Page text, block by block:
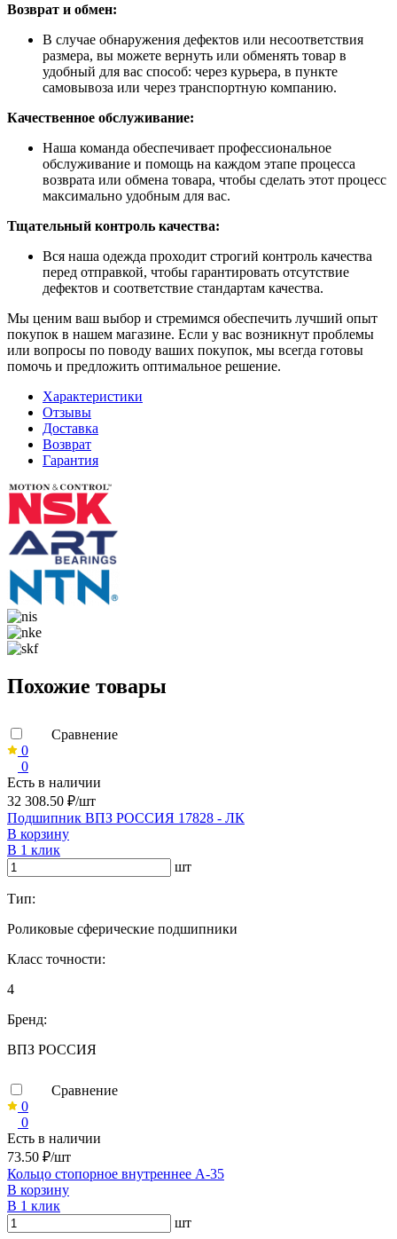
Возврат и обмен:
В случае обнаружения дефектов или несоответствия
размера, вы можете вернуть или обменять товар в
удобный для вас способ: через курьера, в пункте
самовывоза или через транспортную компанию.
Качественное обслуживание:
Наша команда обеспечивает профессиональное
обслуживание и помощь на каждом этапе процесса
возврата или обмена товара, чтобы сделать этот процесс
максимально удобным для вас.
Тщательный контроль качества:
Вся наша одежда проходит строгий контроль качества
перед отправкой, чтобы гарантировать отсутствие
дефектов и соответствие стандартам качества.
Мы ценим ваш выбор и стремимся обеспечить лучший опыт
покупок в нашем магазине. Если у вас возникнут проблемы
или вопросы по поводу ваших покупок, мы всегда готовы
помочь и предложить оптимальное решение.
Характеристики
Отзывы
Доставка
Возврат
Гарантия
Похожие товары
Сравнение
0
0
Есть в наличии
32 308.50 ₽/шт
Подшипник ВПЗ РОССИЯ 17828 - ЛК
В корзину
В 1 клик
шт
Тип:
Роликовые сферические подшипники
Класс точности:
4
Бренд:
ВПЗ РОССИЯ
Сравнение
0
0
Есть в наличии
73.50 ₽/шт
Кольцо стопорное внутреннее А-35
В корзину
В 1 клик
шт